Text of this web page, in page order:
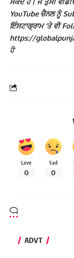
YouTube ਚੈਨਲ ਨੂੰ
ਇੰਸਟਾਗ੍ਰਾਮ ‘ਤੇ ਵੀ
https://
ਹੋ
Love
0
Sad
0
ADVT